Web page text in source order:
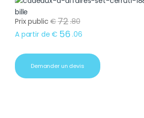
Prix public €72.80
A partir de € 56 .06
Demander un devis